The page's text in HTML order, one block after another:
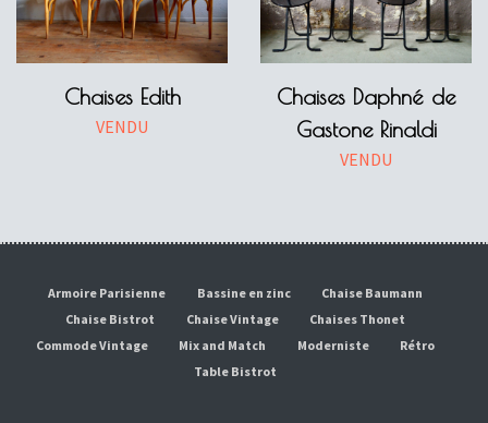
Chaises Edith
VENDU
Chaises Daphné de
Gastone Rinaldi
VENDU
Armoire Parisienne Bassine en zinc
Chaise Baumann
Chaise Bistrot
Chaise Vintage
Chaises Thonet
Commode Vintage
Mix and Match Moderniste
Rétro
Table Bistrot